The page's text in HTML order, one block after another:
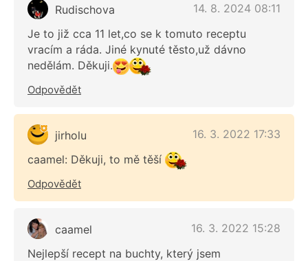
Rudischova
14. 8. 2024 08:11
Je to již cca 11 let,co se k tomuto receptu
vracím a ráda. Jiné kynuté těsto,už dávno
nedělám. Děkuji.
Odpovědět
jirholu
16. 3. 2022 17:33
caamel: Děkuji, to mě těší
Odpovědět
caamel
16. 3. 2022 15:28
Nejlepší recept na buchty, který jsem